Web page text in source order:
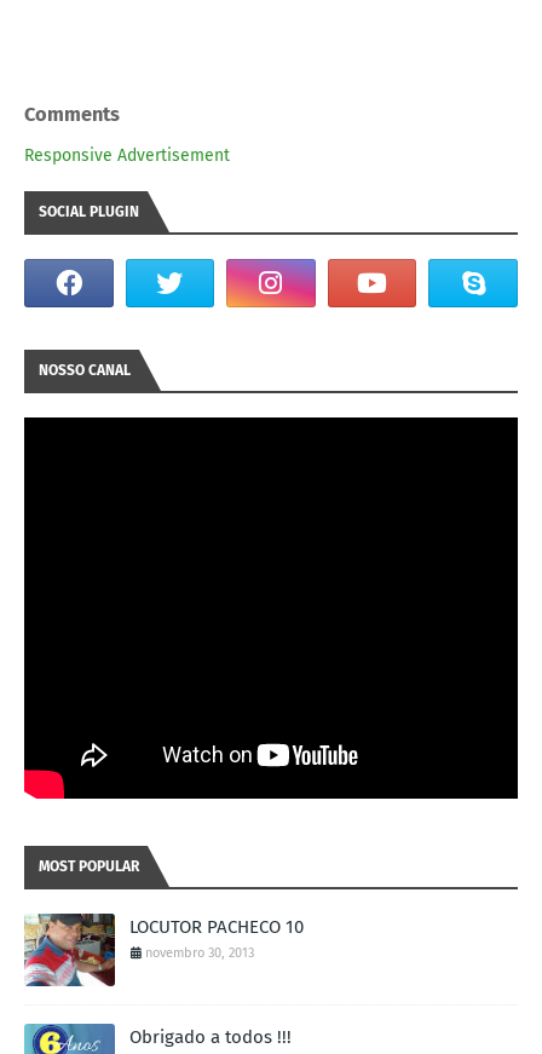
Comments
Responsive Advertisement
SOCIAL PLUGIN
NOSSO CANAL
MOST POPULAR
LOCUTOR PACHECO 10
novembro 30, 2013
Obrigado a todos !!!